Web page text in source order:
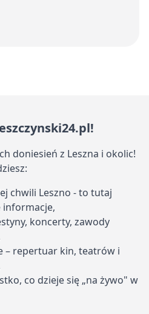
doniesień z Leszna i okolic!
chwili Leszno - to tutaj
informacje,
koncerty, zawody
– repertuar kin, teatrów i
co dzieje się „na żywo" w